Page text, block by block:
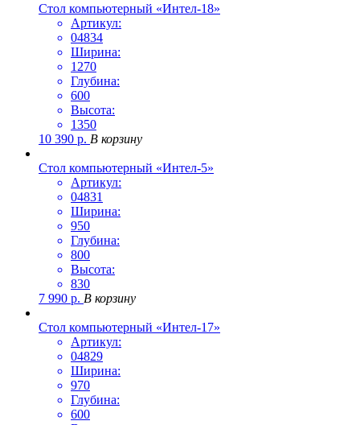
Стол компьютерный «Интел-18»
Артикул:
04834
Ширина:
1270
Глубина:
600
Высота:
1350
10 390 р. В корзину
Стол компьютерный «Интел-5»
Артикул:
04831
Ширина:
950
Глубина:
800
Высота:
830
7 990 р. В корзину
Стол компьютерный «Интел-17»
Артикул:
04829
Ширина:
970
Глубина:
600